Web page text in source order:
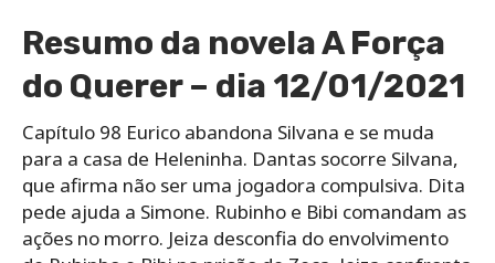
Resumo da novela A Força
do Querer – dia 12/01/2021
Capítulo 98 Eurico abandona Silvana e se muda
para a casa de Heleninha. Dantas socorre Silvana,
que afirma não ser uma jogadora compulsiva. Dita
pede ajuda a Simone. Rubinho e Bibi comandam as
ações no morro. Jeiza desconfia do envolvimento